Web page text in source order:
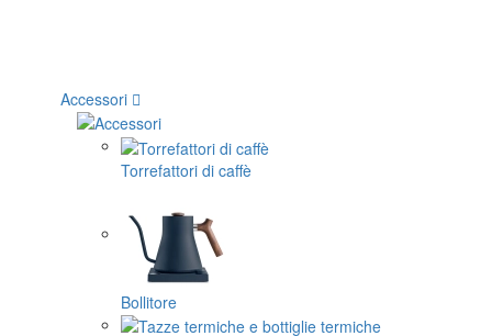
Accessori
Torrefattori di caffè
Bollitore